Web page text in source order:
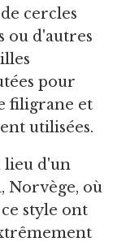
cercles
ou d'autres
pour
filigrane et
utilisées.
lieu d'un
Norvège, où
style ont